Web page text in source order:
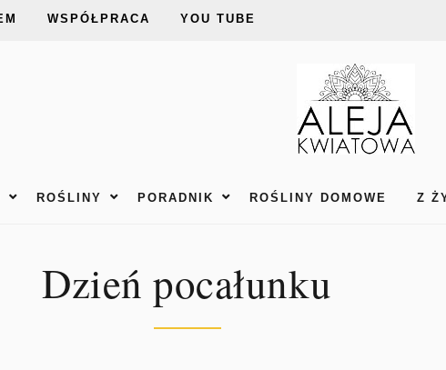
WSPÓŁPRACA YOU TUBE
ROŚLINY PORADNIK ROŚLINY DOMOWE Z
Dzień pocałunku